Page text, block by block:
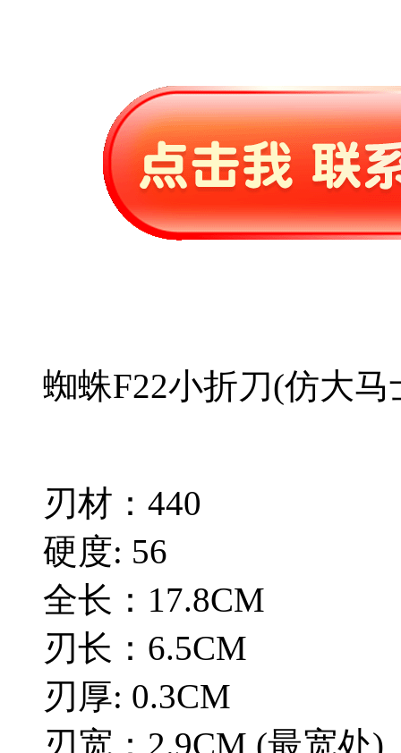
蜘蛛F22小折刀(仿大马
刃材：440
硬度: 56
全长：17.8CM
刃长：6.5CM
刃厚: 0.3CM
刃宽：2.9CM (最宽处)